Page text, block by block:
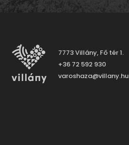
7773 Villány, Fő tér 1.
+36 72 592 930
varoshaza@villany.hu